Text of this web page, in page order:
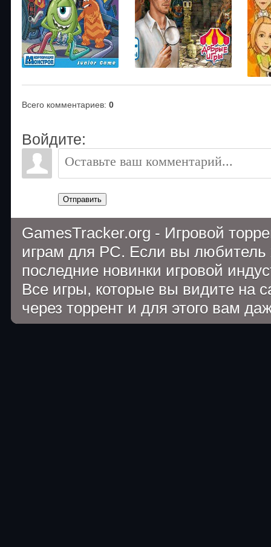
Всего комментариев: 0
Войдите:
Отправить
GamesTracker.org - Игровой
играм для PC. Если вы
последние новинки игровой
Все игры, которые вы видите на
через торрент и для этого вам